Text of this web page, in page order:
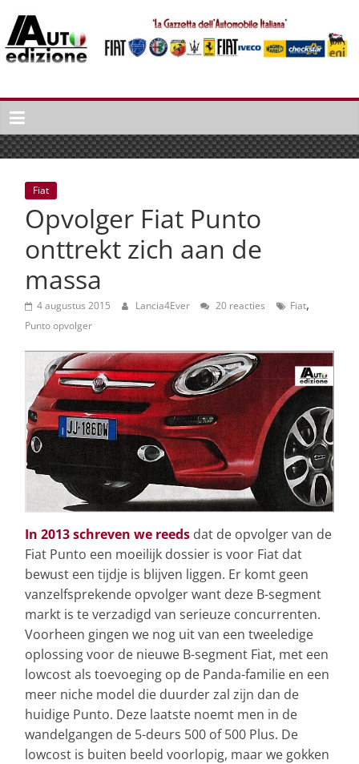
naar
inhoud
Auto
Edizione
La
Gazetta
dell'Automobile
Italiana
Italiaans
autonieuws
lifestyle
Fiat
Opvolger Fiat Punto
onttrekt zich aan de
massa
4 augustus 2015 Lancia4Ever 20 reacties Fiat,
Punto opvolger
In 2013 schreven we reeds dat de opvolger van de
Fiat Punto een moeilijk dossier is voor Fiat dat
bewust een tijdje is blijven liggen. Er komt geen
vanzelfsprekende opvolger want deze B-segment
markt is te verzadigd van serieuze concurrenten.
Voorheen gingen we nog uit van een tweeledige
oplossing voor de nieuwe B-segment Fiat, met een
lowcost als toevoeging op de Panda-familie en een
meer niche model die duurder zal zijn dan de
huidige Punto. Deze laatste noemt men in de
wandelgangen de 5-deurs 500 of 500 Plus. De
lowcost is buiten beeld voorlopig, maar we gokken